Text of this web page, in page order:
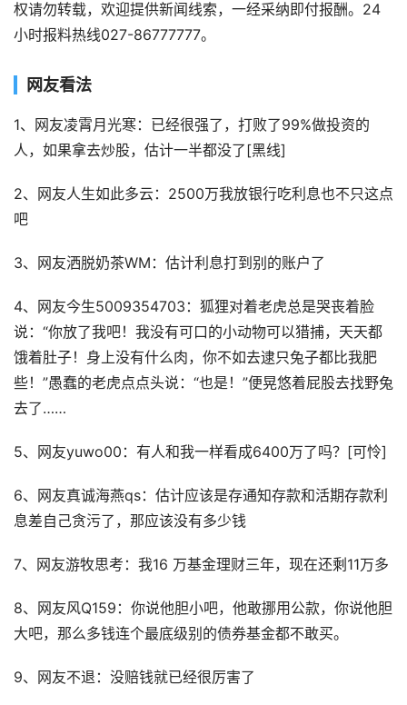
权请勿转载，欢迎提供新闻线索，一经采纳即付报酬。24
小时报料热线027-86777777。
网友看法
1、网友凌霄月光寒：已经很强了，打败了99%做投资的
人，如果拿去炒股，估计一半都没了[黑线]
2、网友人生如此多云：2500万我放银行吃利息也不只这点
吧
3、网友洒脱奶茶WM：估计利息打到别的账户了
4、网友今生5009354703：狐狸对着老虎总是哭丧着脸
说：“你放了我吧！我没有可口的小动物可以猎捕，天天都
饿着肚子！身上没有什么肉，你不如去逮只兔子都比我肥
些！”愚蠢的老虎点点头说：“也是！”便晃悠着屁股去找野兔
去了……
5、网友yuwo00：有人和我一样看成6400万了吗？[可怜]
6、网友真诚海燕qs：估计应该是存通知存款和活期存款利
息差自己贪污了，那应该没有多少钱
7、网友游牧思考：我16 万基金理财三年，现在还剩11万多
8、网友风Q159：你说他胆小吧，他敢挪用公款，你说他胆
大吧，那么多钱连个最底级别的债券基金都不敢买。
9、网友不退：没赔钱就已经很厉害了